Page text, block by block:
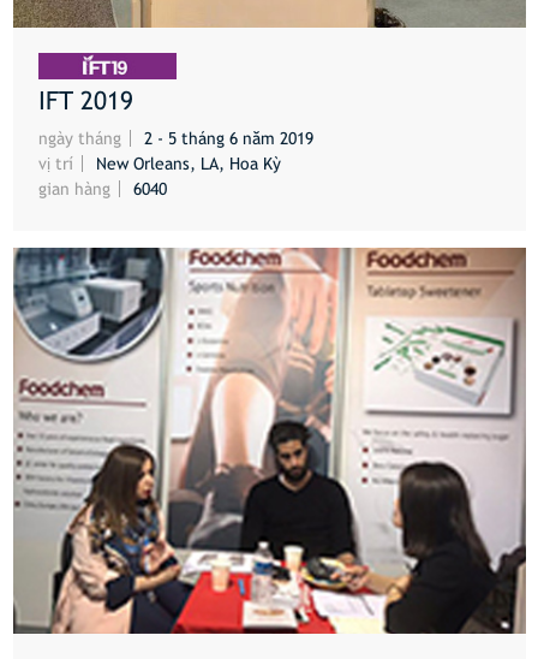
IFT 2019
ngày tháng
2 - 5 tháng 6 năm 2019
vị trí
New Orleans, LA, Hoa Kỳ
gian hàng
6040